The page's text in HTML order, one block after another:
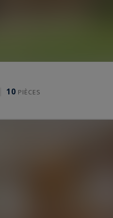
10 PIÈCES